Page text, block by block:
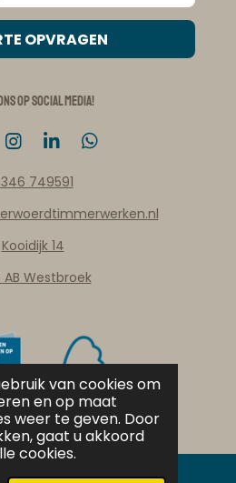
van cookies om
en op maat
weer te geven. Door
gaat u akkoord
cookies.
OPVRAGEN
op social media!
I
s
a
r
a
m
L
n
e
d
I
n
W
s
p
749591
Kooidijk 14
AB Westbroek
verklaring